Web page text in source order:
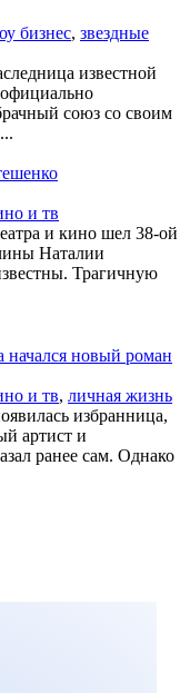
бизнес, звездные
известной
союз со своим
и тв
и кино шел 38-ой
Наталии
Трагичную
новый роман
и тв, личная жизнь
избранница,
артист и
ранее сам. Однако